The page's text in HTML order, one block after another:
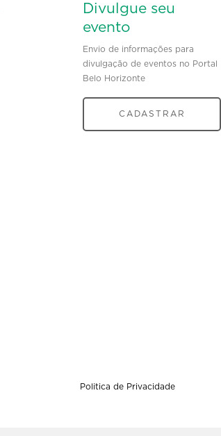
Divulgue seu
evento
Envio de informações para
divulgação de eventos no Portal
Belo Horizonte
CADASTRAR
Politica de Privacidade